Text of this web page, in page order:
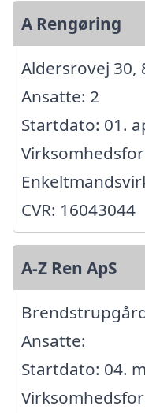
A Rengøring
Aldersrovej 30,
Ansatte: 2
Startdato: 01.
CVR: 16043044
A-Z Ren ApS
Ansatte:
Startdato: 04.